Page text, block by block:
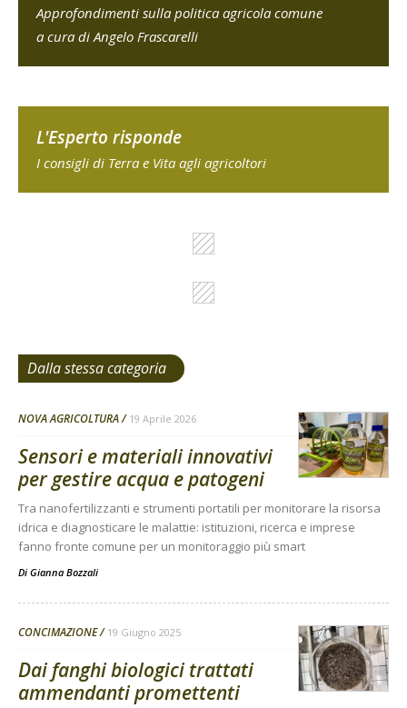
Approfondimenti sulla politica agricola comune
a cura di Angelo Frascarelli
L'Esperto risponde
I consigli di Terra e Vita agli agricoltori
Dalla stessa categoria
NOVA AGRICOLTURA 19 Aprile 2026
Sensori e materiali innovativi
per gestire acqua e patogeni
Tra nanofertilizzanti e strumenti portatili per monitorare la risorsa
idrica e diagnosticare le malattie: istituzioni, ricerca e imprese
fanno fronte comune per un monitoraggio più smart
Di Gianna Bozzali
CONCIMAZIONE 19 Giugno 2025
Dai fanghi biologici trattati
ammendanti promettenti